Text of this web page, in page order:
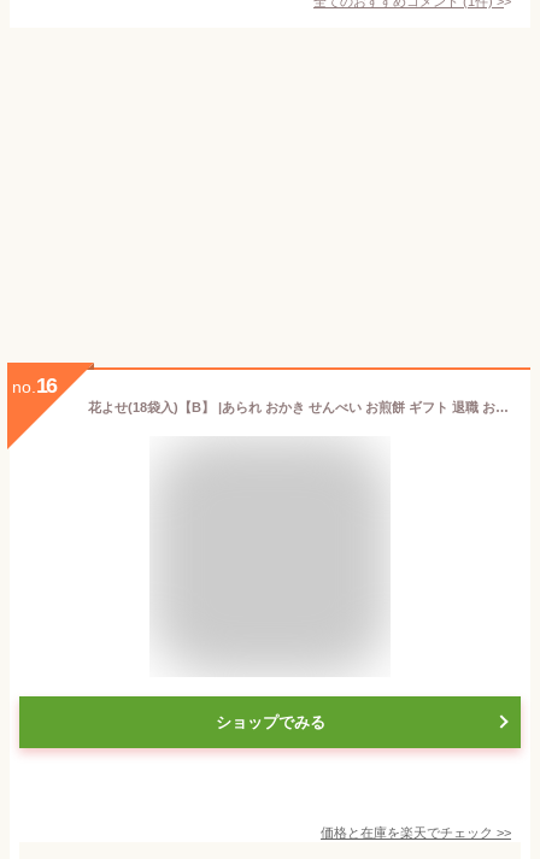
no. 16
花よせ(18袋入)【B】 |あられ おかき せんべい お煎餅 ギフト 退職 お礼 お菓子 御礼 個包装 感謝 お返し あられ お煎餅 おせんべい 和菓子 お礼 京都 菓子折り 挨拶 和菓子 お手土産 敬老の日 介護施設 敬老イベント プレゼント 粗品 自治会
ショップでみる
価格と在庫を楽天でチェック >>